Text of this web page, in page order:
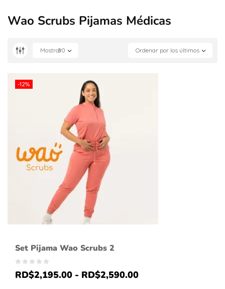
Wao Scrubs Pijamas Médicas
Ordenar por los últimos
Mostrar30
-12%
Set Pijama Wao Scrubs 2
RD$2,195.00 - RD$2,590.00